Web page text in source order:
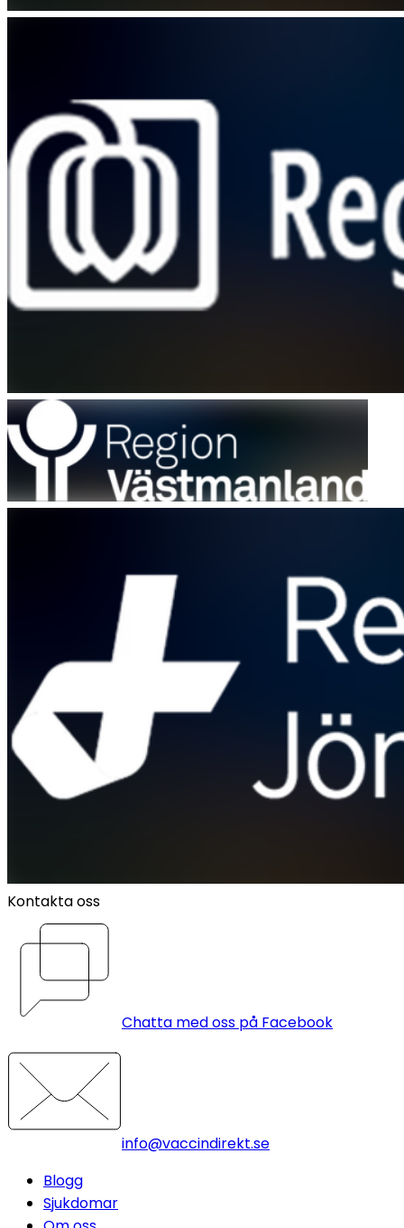
Kontakta oss
Chatta med oss på Facebook
info@vaccindirekt.se
Blogg
Sjukdomar